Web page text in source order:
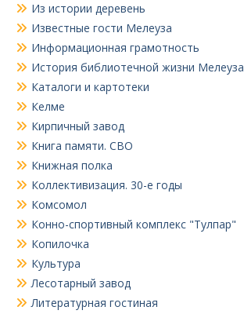
Из истории деревень
Известные гости Мелеуза
Информационная грамотность
История библиотечной жизни Мелеуза
Каталоги и картотеки
Келме
Кирпичный завод
Книга памяти. СВО
Книжная полка
Коллективизация. 30-е годы
Комсомол
Конно-спортивный комплекс "Тулпар"
Копилочка
Культура
Лесотарный завод
Литературная гостиная